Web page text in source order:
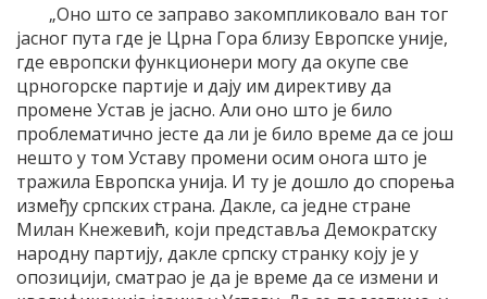
„Оно што се заправо закомпликовало ван тог
јасног пута где је Црна Гора близу Европске уније,
где европски функционери могу да окупе све
црногорске партије и дају им директиву да
промене Устав је јасно. Али оно што је било
проблематично јесте да ли је било време да се још
нешто у том Уставу промени осим онога што је
тражила Европска унија. И ту је дошло до спорења
између српских страна. Дакле, са једне стране
Милан Кнежевић, који представља Демократску
народну партију, дакле српску странку коју је у
опозицији, сматрао је да је време да се измени и